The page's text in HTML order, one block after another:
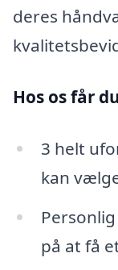
deres
Hos os får
3 helt
kan
på at få